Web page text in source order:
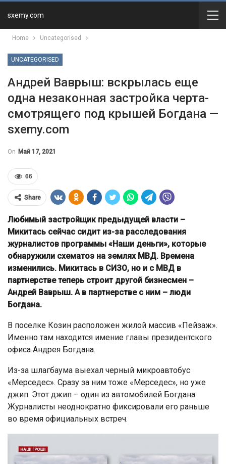
sxemy.com
Home Uncategorised
UNCATEGORISED
Андрей Ваврыш: вскрылась еще
одна незаконная застройка черта-
смотрящего под крышей Богдана —
sxemy.com
On Май 17, 2021
66
Share
Любимый застройщик предыдущей власти –
Микитась сейчас сидит из-за расследования
журналистов программы «Наши деньги», которые
обнаружили схематоз на землях МВД. Времена
изменились. Микитась в СИЗО, но и с МВД в
партнерстве теперь строит другой бизнесмен –
Андрей Ваврыш. А в партнерстве с ним – люди
Богдана.
В поселке Козин расположен жилой массив «Пейзаж».
Именно там находится имение главы президентского
офиса Андрея Богдана.
Из-за шлагбаума выехал черный микроавтобус
«Мерседес». Сразу за ним тоже «Мерседес», но уже
джип. Этот джип – один из автомобилей Богдана.
Журналисты неоднократно фиксировали его раньше
во время официальных встреч.